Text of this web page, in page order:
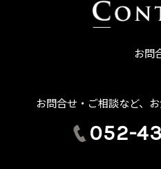
お問
お問合せ・ご相談など、
052-